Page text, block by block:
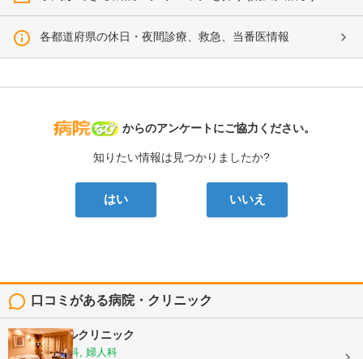
各都道府県の休日・夜間診療、救急、当番医情報
病院なび
からのアンケートにご協力ください。
知りたい情報は見つかりましたか?
はい いいえ
口コミがある病院・クリニック
平野エンゼルクリニック
産婦人科, 産科, 婦人科